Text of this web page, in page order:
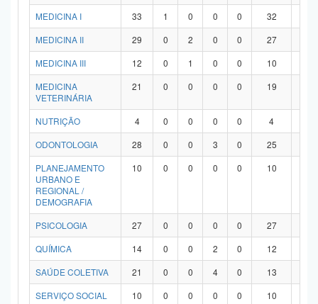
MEDICINA I
33 1 0 0 0 32
MEDICINA II
29 0 2 0 0 27
MEDICINA III
12 0 1 0 0 10
MEDICINA
VETERINÁRIA
21 0 0 0 0 19
NUTRIÇÃO 4 0 0 0 0 4
ODONTOLOGIA
28 0 0 3 0 25
PLANEJAMENTO
URBANO E
REGIONAL /
DEMOGRAFIA
10 0 0 0 0 10
PSICOLOGIA 27 0 0 0 0 27
QUÍMICA
14 0 0 2 0 12
SAÚDE COLETIVA
21 0 0 4 0 13
SERVIÇO SOCIAL
10 0 0 0 0 10